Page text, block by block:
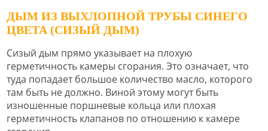
ДЫМ ИЗ ВЫХЛОПНОЙ ТРУБЫ СИНЕГО
ЦВЕТА (СИЗЫЙ ДЫМ)
Сизый дым прямо указывает на плохую
герметичность камеры сгорания. Это означает, что
туда попадает большое количество масло, которого
там быть не должно. Виной этому могут быть
изношенные поршневые кольца или плохая
герметичность клапанов по отношению к камере